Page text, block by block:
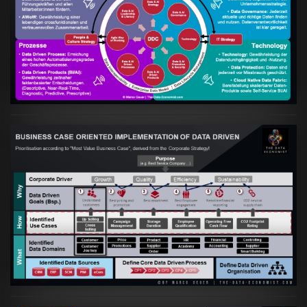
Artikel:Kennst Du schon die "Head Phone
Data Driven Strategy"?
VIEW
Artikel:
Business Case orientierte
Etablierung einer Data Driven Company
VIEW